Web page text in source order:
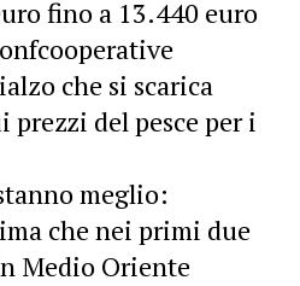
fino a 13.440 euro
che si scarica
del pesce per i
meglio:
che nei primi due
Medio Oriente